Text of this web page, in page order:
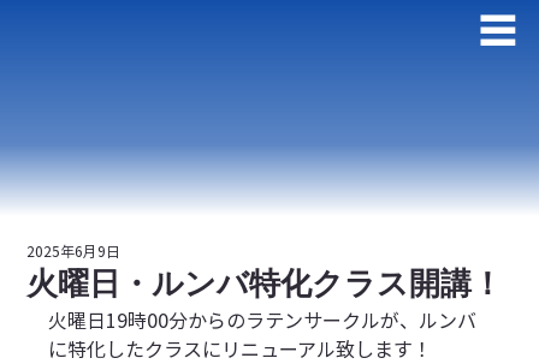
火曜日・ルンバ特化クラス開講！
2025年6月9日
火曜日19時00分からのラテンサークルが、ルンバ
に特化したクラスにリニューアル致します！